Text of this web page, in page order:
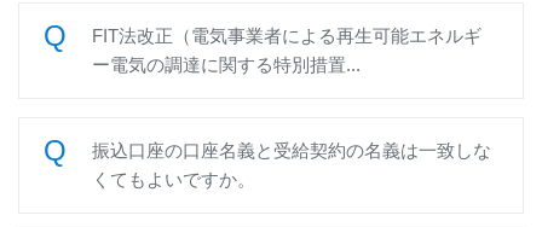
FIT法改正（電気事業者による再生可能エネルギ
ー電気の調達に関する特別措置...
振込口座の口座名義と受給契約の名義は一致しな
くてもよいですか。